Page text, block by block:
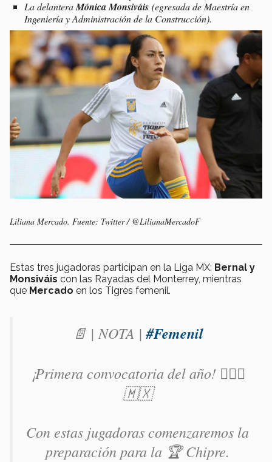
La delanteraMónica Monsiváis (egresada de Maestría en
Ingeniería y Administración de la Construcción).
Liliana Mercado. Fuente: Twitter / @LilianaMercadoF
Estas tres jugadoras participan en la Liga MX: Bernal y
Monsiváis con las Rayadas del Monterrey, mientras
que Mercado en los Tigres femenil.
📄 | NOTA |#Femenil
¡Primera convocatoria del año! 🙋🏻‍♀️
🇲🇽
Con estas jugadoras comenzaremos la
preparación para la 🏆 Chipre.